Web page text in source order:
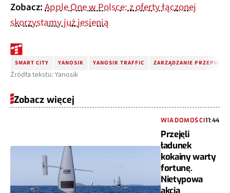
Zobacz:Apple One w Polsce: z oferty łączonej
skorzystamy już jesienią
SMART CITY YANOSIK YANOSIK TRAFFIC ZARZĄDZANIE
Źródła tekstu: Yanosik
Zobacz więcej
WIADOMOŚCI11:44
Przejęli
ładunek
kokainy warty
fortunę.
Nietypowa